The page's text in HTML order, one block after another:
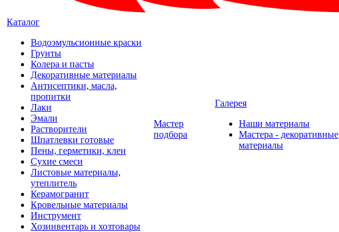
Каталог
Водоэмульсионные краски
Грунты
Колера и пасты
Декоративные материалы
Антисептики, масла,
пропитки
Лаки
Эмали
Растворители
Шпатлевки готовые
Пены, герметики, клеи
Сухие смеси
Листовые материалы,
утеплитель
Керамогранит
Кровельные материалы
Инструмент
Хозинвентарь и хозтовары
Мастер
подбора
Галерея
Наши материалы
Мастера - декоративные
материалы